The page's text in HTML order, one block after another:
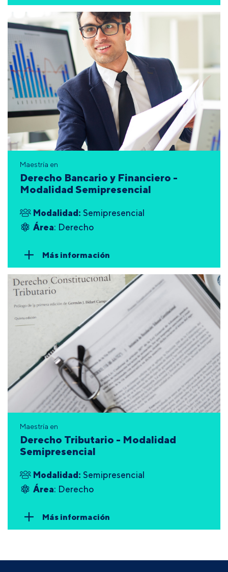
Maestría en
Derecho Bancario y Financiero -
Modalidad Semipresencial
Modalidad: Semipresencial
Área: Derecho
Más información
Maestría en
Derecho Tributario - Modalidad
Semipresencial
Modalidad: Semipresencial
Área: Derecho
Más información